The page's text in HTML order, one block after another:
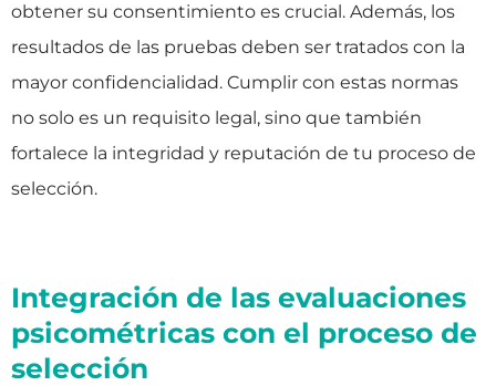
obtener su consentimiento es crucial. Además, los
resultados de las pruebas deben ser tratados con la
mayor confidencialidad. Cumplir con estas normas
no solo es un requisito legal, sino que también
fortalece la integridad y reputación de tu proceso de
selección.
Integración de las evaluaciones
psicométricas con el proceso de
selección